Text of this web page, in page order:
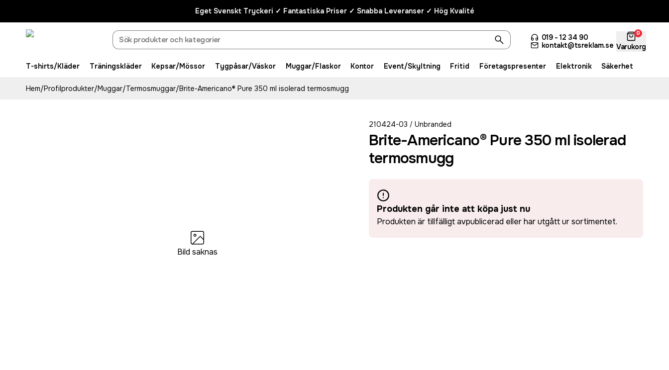
Eget Svenskt Tryckeri ✓ Fantastiska Priser ✓ Snabba Leveranser ✓ Hög Kvalité
019 - 12 34 90
kontakt@tsreklam.se
0
Varukorg
T-shirts/Kläder Träningskläder Kepsar/Mössor Tygpåsar/Väskor Muggar/Flaskor Kontor Event/Skyltning Fritid Företagspresenter Elektronik Säkerhet
Hem/Profilprodukter/Muggar/Termosmuggar/Brite-Americano® Pure 350 ml isolerad termosmugg
Bild saknas
210424-03 / Unbranded
Brite-Americano® Pure 350 ml isolerad
termosmugg
Produkten går inte att köpa just nu
Produkten är tillfälligt avpublicerad eller har utgått ur sortimentet.